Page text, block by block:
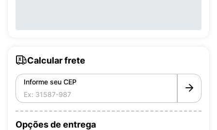
Calcular frete
Informe seu CEP
Opções de entrega